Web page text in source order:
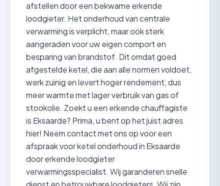
afstellen door een bekwame erkende
loodgieter. Het onderhoud van centrale
verwarming is verplicht, maar ook sterk
aangeraden voor uw eigen comport en
besparing van brandstof. Dit omdat goed
afgestelde ketel, die aan alle normen voldoet,
werk zuinig en levert hoger rendement, dus
meer warmte met lager verbruik van gas of
stookolie. Zoekt u een erkende chauffagiste
is Eksaarde? Prima, u bent op het juist adres
hier! Neem contact met ons op voor een
afspraak voor ketel onderhoud in Eksaarde
door erkende loodgieter
verwarmingsspecialist. Wij garanderen snelle